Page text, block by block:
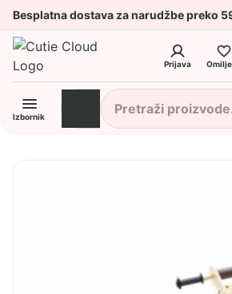
Besplatna dostava za narudžbe preko
Prijava
Izbornik